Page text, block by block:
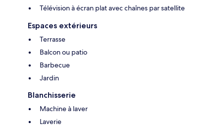
Télévision à écran plat avec chaînes par satellite
Espaces extérieurs
Terrasse
Balcon ou patio
Barbecue
Jardin
Blanchisserie
Machine à laver
Laverie